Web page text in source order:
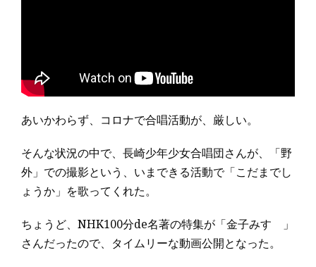
あいかわらず、コロナで合唱活動が、厳しい。
そんな状況の中で、長崎少年少女合唱団さんが、「野
外」での撮影という、いまできる活動で「こだまでし
ょうか」を歌ってくれた。
ちょうど、NHK100分de名著の特集が「金子みすゞ」
さんだったので、タイムリーな動画公開となった。